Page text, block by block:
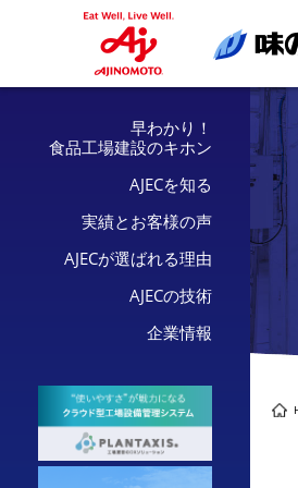
早わかり！
食品工場建設のキホン
AJECを知る
実績とお客様の声
AJECが選ばれる理由
AJECの技術
企業情報